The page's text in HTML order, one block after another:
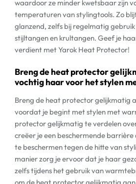
waardoor ze minder kwetsbaar zijn
temperaturen van stylingtools. Zo
glanzend, zelfs bij regelmatig
stijltangen en krultangen. Geef je
verdient met Yarok Heat Protector!
Breng de heat protector
vochtig haar voor het stylen
Breng de heat protector gelijkmatig
voordat je begint met stylen met
protector gelijkmatig te verdelen
creëer je een beschermende
te beschermen tegen de hitte van
manier zorg je ervoor dat je haar
zelfs tijdens het gebruik van